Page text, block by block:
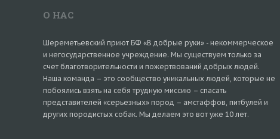
О НАС
Шереметьевский приют БФ «В добрые руки» - некоммерческое
и негосударственное учреждение. Мы существуем только за
счет благотворительности и пожертвований добрых людей.
Наша команда – это сообщество уникальных людей, которые не
побоялись взять на себя трудную миссию – спасать
представителей «серьезных» пород – амстаффов, питбулей и
других породистых собак. Мы делаем это вот уже 10 лет.